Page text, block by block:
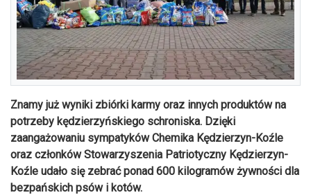
Znamy już wyniki zbiórki karmy oraz innych produktów na
potrzeby kędzierzyńskiego schroniska. Dzięki
zaangażowaniu sympatyków Chemika Kędzierzyn-Koźle
oraz członków Stowarzyszenia Patriotyczny Kędzierzyn-
Koźle udało się zebrać ponad 600 kilogramów żywności dla
bezpańskich psów i kotów.